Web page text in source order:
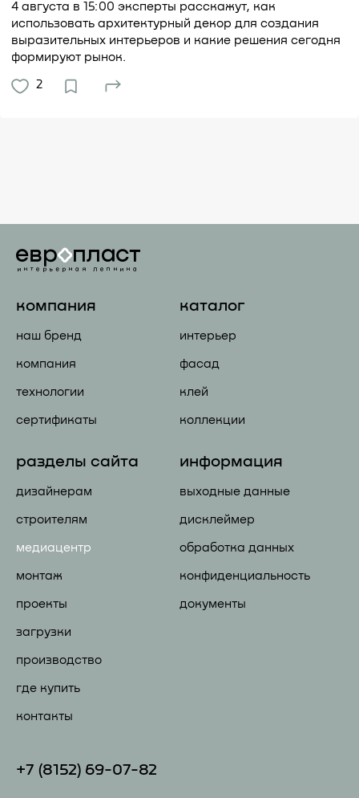
4 августа в 15:00 эксперты расскажут, как
использовать архитектурный декор для создания
выразительных интерьеров и какие решения сегодня
формируют рынок.
2
компания
наш бренд
компания
технологии
сертификаты
каталог
интерьер
фасад
клей
коллекции
разделы сайта
дизайнерам
строителям
медиацентр
монтаж
проекты
загрузки
производство
где купить
контакты
информация
выходные данные
дисклеймер
обработка данных
конфиденциальность
документы
+7 (81 52) 69-07-82